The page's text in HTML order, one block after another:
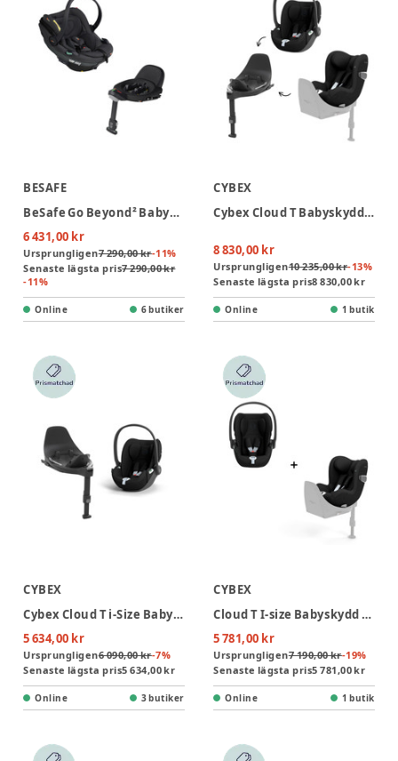
BESAFE
BeSafe Go Beyond² Babyskydd inkl bas - Anthracite Mesh
6 431,00 kr
Ursprungligen7 290,00 kr-11%
Senaste lägsta pris7 290,00 kr
-11%
Online 6 butiker
CYBEX
Cybex Cloud T Babyskydd + Sirona T Bilbarnstol inkl. bas
8 830,00 kr
Ursprungligen10 235,00 kr-13%
Senaste lägsta pris8 830,00 kr
Online 1 butik
CYBEX
Cybex Cloud T i-Size Babyskydd inkl. bas - Sepia Black
5 634,00 kr
Ursprungligen6 090,00 kr-7%
Senaste lägsta pris5 634,00 kr
Online 3 butiker
CYBEX
Cloud T I-size Babyskydd + Sirona T I-size Bilbarnstol - Sepia Black
5 781,00 kr
Ursprungligen7 190,00 kr-19%
Senaste lägsta pris5 781,00 kr
Online 1 butik